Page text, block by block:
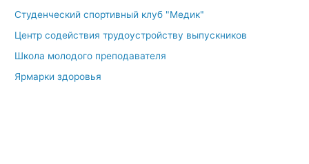
Студенческий спортивный клуб "Медик"
Центр содействия трудоустройству выпускников
Школа молодого преподавателя
Ярмарки здоровья